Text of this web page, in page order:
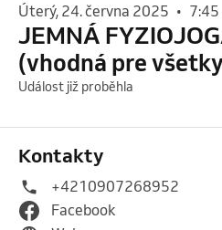
úterý, 24. června 2025 • 7:45
JEMNÁ
(vhodná pre
Událost již proběhla
Kontakty
+4210907268952
Facebook